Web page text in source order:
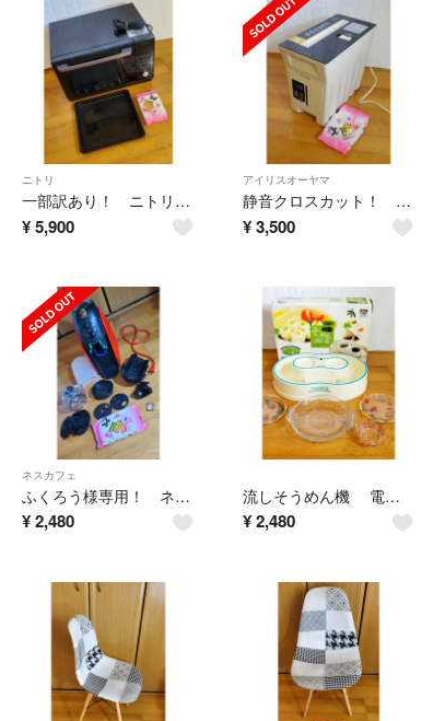
ニトリ
一部訳あり！ ニトリ オーブンレンジ 2019年製 角皿付き ブラック
¥5,900
アイリスオーヤマ
​静音クロスカット！ アイリスオーヤマ 電動シュレッダー 家庭用 A4対応
¥ 3,500
ネスカフェ
ふくろう様専用！​ ネスカフェ バリスタ コーヒーメーカー & ジバンシィなどティーセット食器
¥2,480
流しそうめん機 電池式 パール金属 & ガラス食器4点 ガラス皿 夏セット
¥ 2,480